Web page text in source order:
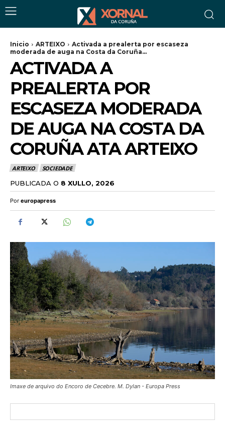
Inicio ARTEIXO
Activada a prealerta por escaseza
moderada de auga na Costa da Coruña...
ACTIVADA A
PREALERTA POR
ESCASEZA MODERADA
DE AUGA NA COSTA DA
CORUÑA ATA ARTEIXO
ARTEIXO SOCIEDADE
PUBLICADA O 8 XULLO, 2026
Por europapress
Imaxe de arquivo do Encoro de Cecebre. M. Dylan - Europa Press